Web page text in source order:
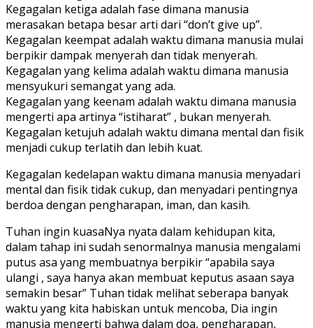
Kegagalan ketiga adalah fase dimana manusia
merasakan betapa besar arti dari “don’t give up”.
Kegagalan keempat adalah waktu dimana manusia mulai
berpikir dampak menyerah dan tidak menyerah.
Kegagalan yang kelima adalah waktu dimana manusia
mensyukuri semangat yang ada.
Kegagalan yang keenam adalah waktu dimana manusia
mengerti apa artinya “istiharat” , bukan menyerah.
Kegagalan ketujuh adalah waktu dimana mental dan fisik
menjadi cukup terlatih dan lebih kuat.
Kegagalan kedelapan waktu dimana manusia menyadari
mental dan fisik tidak cukup, dan menyadari pentingnya
berdoa dengan pengharapan, iman, dan kasih.
Tuhan ingin kuasaNya nyata dalam kehidupan kita,
dalam tahap ini sudah senormalnya manusia mengalami
putus asa yang membuatnya berpikir “apabila saya
ulangi , saya hanya akan membuat keputus asaan saya
semakin besar” Tuhan tidak melihat seberapa banyak
waktu yang kita habiskan untuk mencoba, Dia ingin
manusia mengerti bahwa dalam doa, pengharapan,